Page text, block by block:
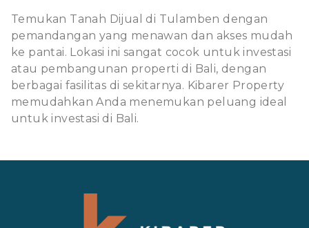
Temukan Tanah Dijual di Tulamben dengan
pemandangan yang menawan dan akses mudah
ke pantai. Lokasi ini sangat cocok untuk investasi
atau pembangunan properti di Bali, dengan
berbagai fasilitas di sekitarnya. Kibarer Property
memudahkan Anda menemukan peluang ideal
untuk investasi di Bali.